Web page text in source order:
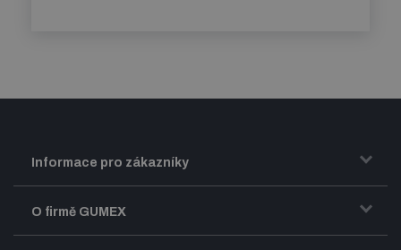
Informace pro zákazníky
Doprava a zasílání zboží
O firmě GUMEX